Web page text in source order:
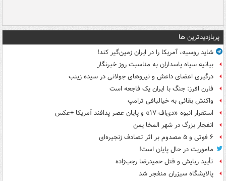
پربازدیدترین ها
شاید روسیه، آمریکا را در ایران زمین‌گیر کند!
بیانیه سپاه پاسداران به مناسبت روز خبرنگار
درگیری اعضای داعش و نیروهای جولانی در سیده زینب
فارن افرز: جنگ با ایران یک فاجعه است
واکنش بقائی به خیالبافی ترامپ
استقرار انبوه «دی‌اف‑۱۷» و پایان عصر پدافند آمریکا +عکس
انفجار بزرگ در شهر المخا یمن
۶ فوتی و ۵ مصدوم بر اثر تصادف زنجیره‌ای
ماموریت در حال پایان است!
تأیید ربایش و قتل حمیدرضا رجب‌زاده
پالایشگاه سیزران منفجر شد